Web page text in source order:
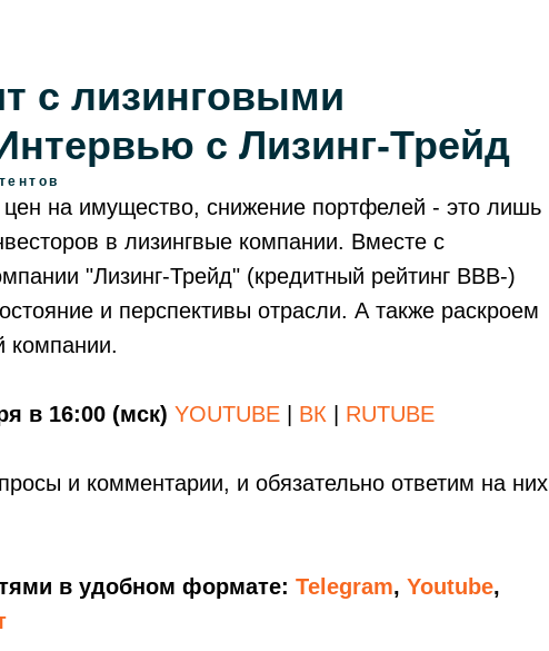
с лизинговыми
с Лизинг-Трейд
на имущество, снижение портфелей - это лишь
в лизингвые компании. Вместе с
"Лизинг-Трейд" (кредитный рейтинг ВВВ-)
и перспективы отрасли. А также раскроем
компании.
в 16:00 (мск) YOUTUBE ВК RUTUBE
и комментарии, и обязательно ответим на них
в удобном формате: Telegram, Youtube,